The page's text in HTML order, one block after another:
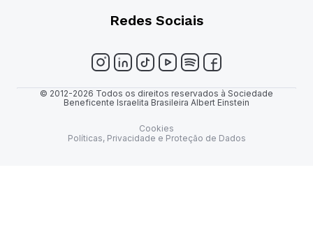
Redes Sociais
© 2012-2026 Todos os direitos reservados à Sociedade
Beneficente Israelita Brasileira Albert Einstein
Cookies
Políticas, Privacidade e Proteção de Dados